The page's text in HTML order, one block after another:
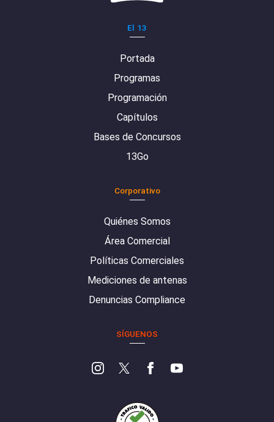
El 13
Portada
Programas
Programación
Capítulos
Bases de Concursos
13Go
Corporativo
Quiénes Somos
Área Comercial
Políticas Comerciales
Mediciones de antenas
Denuncias Compliance
SÍGUENOS